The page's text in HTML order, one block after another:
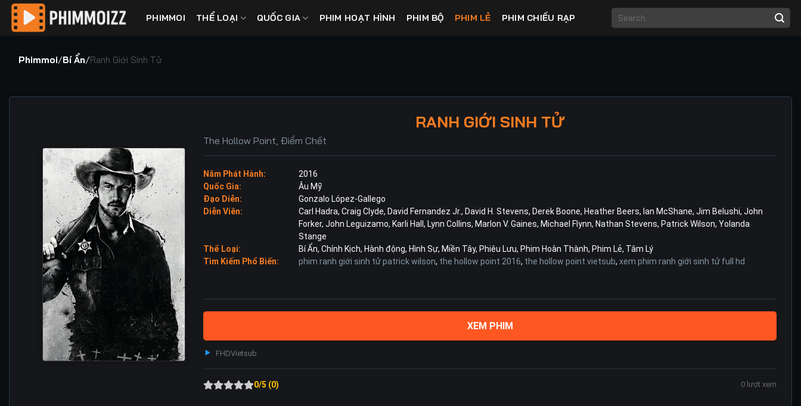
qua
PHIMMOI THỂ LOẠI QUỐC GIA PHIM HOẠT HÌNH PHIM BỘ PHIM LẺ PHIM CHIẾU RẠP
Phimmoi/Bí Ẩn/Ranh Giới Sinh Tử
RANH GIỚI SINH TỬ
The Hollow Point, Điểm Chết
Năm Phát Hành:
2016
Quốc Gia:
Âu Mỹ
Đạo Diễn:
Gonzalo López-Gallego
Diễn Viên:
Carl Hadra, Craig Clyde, David Fernandez Jr., David H. Stevens, Derek Boone, Heather Beers, Ian McShane, Jim Belushi, John
Forker, John Leguizamo, Karli Hall , Lynn Collins, Marlon V. Gaines, Michael Flynn, Nathan Stevens, Patrick Wilson, Yolanda
Stange
Thể Loại:
Bí Ẩn, Chính Kịch, Hành động, Hình Sự, Miền Tây, Phiêu Lưu, Phim Hoàn Thành, Phim Lẻ, Tâm Lý
Tìm Kiếm Phổ Biến:
phim ranh giới sinh tử patrick wilson, the hollow point 2016, the hollow point vietsub, xem phim ranh giới sinh tử full hd
XEM PHIM
FHDVietsub
0/5 (0) 0 lượt xem